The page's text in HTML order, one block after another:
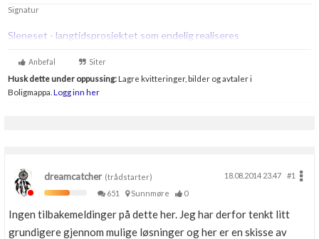
Signatur
Sleneset - langtidsprosjektet som endelig realiseres
Anbefal Siter
Husk dette under oppussing:Lagre kvitteringer, bilder og avtaler i
Boligmappa. Logg inn her
dreamcatcher(trådstarter) 18.08.2014 23.47
#1
651
Sunnmøre 0
Ingen tilbakemeldinger på dette her. Jeg har derfor tenkt litt
grundigere gjennom mulige løsninger og her er en skisse av